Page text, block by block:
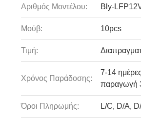
Αριθμός Μοντέλου: Bly-
Μούβ: 10pcs
Τιμή:
Χρόνος Παράδοσης:
7-14
παραγωγή
Όροι Πληρωμής: L/C, D/A,